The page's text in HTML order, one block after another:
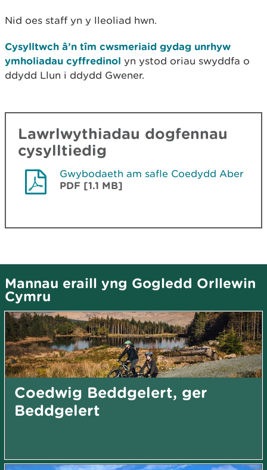
Nid oes staff yn y lleoliad hwn.
Cysylltwch â’n tîm cwsmeriaid gydag unrhyw
ymholiadau cyffredinol yn ystod oriau swyddfa o
ddydd Llun i ddydd Gwener.
Lawrlwythiadau dogfennau
cysylltiedig
Gwybodaeth am safle Coedydd Aber
PDF [1.1 MB]
Mannau eraill yng Gogledd Orllewin
Cymru
Coedwig Beddgelert, ger
Beddgelert